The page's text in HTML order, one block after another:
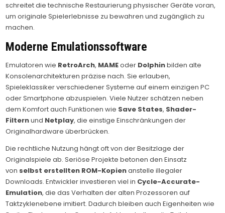
schreitet die technische Restaurierung physischer Geräte voran,
um originale Spielerlebnisse zu bewahren und zugänglich zu
machen.
Moderne Emulationssoftware
Emulatoren wie RetroArch, MAMEoder Dolphinbilden alte
Konsolenarchitekturen präzise nach. Sie erlauben,
Spieleklassiker verschiedener Systeme auf einem einzigen PC
oder Smartphone abzuspielen. Viele Nutzer schätzen neben
dem Komfort auch Funktionen wie Save States, Shader-
Filternund Netplay, die einstige Einschränkungen der
Originalhardware überbrücken.
Die rechtliche Nutzung hängt oft von der Besitzlage der
Originalspiele ab. Seriöse Projekte betonen den Einsatz
von selbst erstellten ROM-Kopienanstelle illegaler
Downloads. Entwickler investieren viel in Cycle-Accurate-
Emulation, die das Verhalten der alten Prozessoren auf
Taktzyklenebene imitiert. Dadurch bleiben auch Eigenheiten wie